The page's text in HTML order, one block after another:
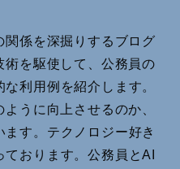
係を深掘りするブログ
術を駆使して、公務員の
利用例を紹介します。
うに向上させるのか、
す。テクノロジー好き
おります。公務員とAI